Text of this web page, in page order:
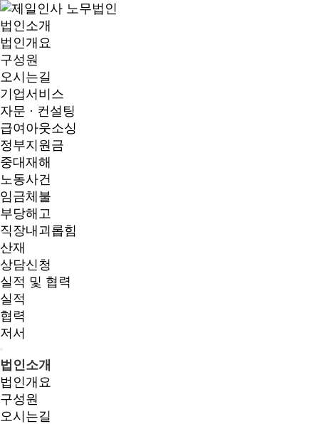
법인소개
법인개요
구성원
오시는길
기업서비스
자문 · 컨설팅
급여아웃소싱
정부지원금
중대재해
노동사건
임금체불
부당해고
직장내괴롭힘
산재
상담신청
실적 및 협력
실적
협력
저서
법인소개
법인개요
구성원
오시는길